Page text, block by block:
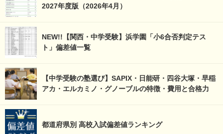
2027年度版（2026年4月）
NEW!!【関西・中学受験】浜学園「小6合否判定テス
ト」偏差値一覧
【中学受験の塾選び】SAPIX・日能研・四谷大塚・早稲
アカ・エルカミノ・グノーブルの特徴・費用と合格力
都道府県別 高校入試偏差値ランキング